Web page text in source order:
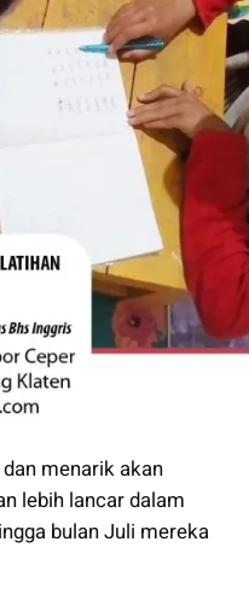
menarik akan
lebih lancar dalam
bulan Juli mereka